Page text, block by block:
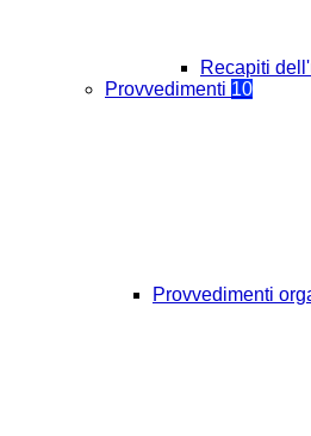
Recapiti
Provvedimenti 10
Provvedimenti